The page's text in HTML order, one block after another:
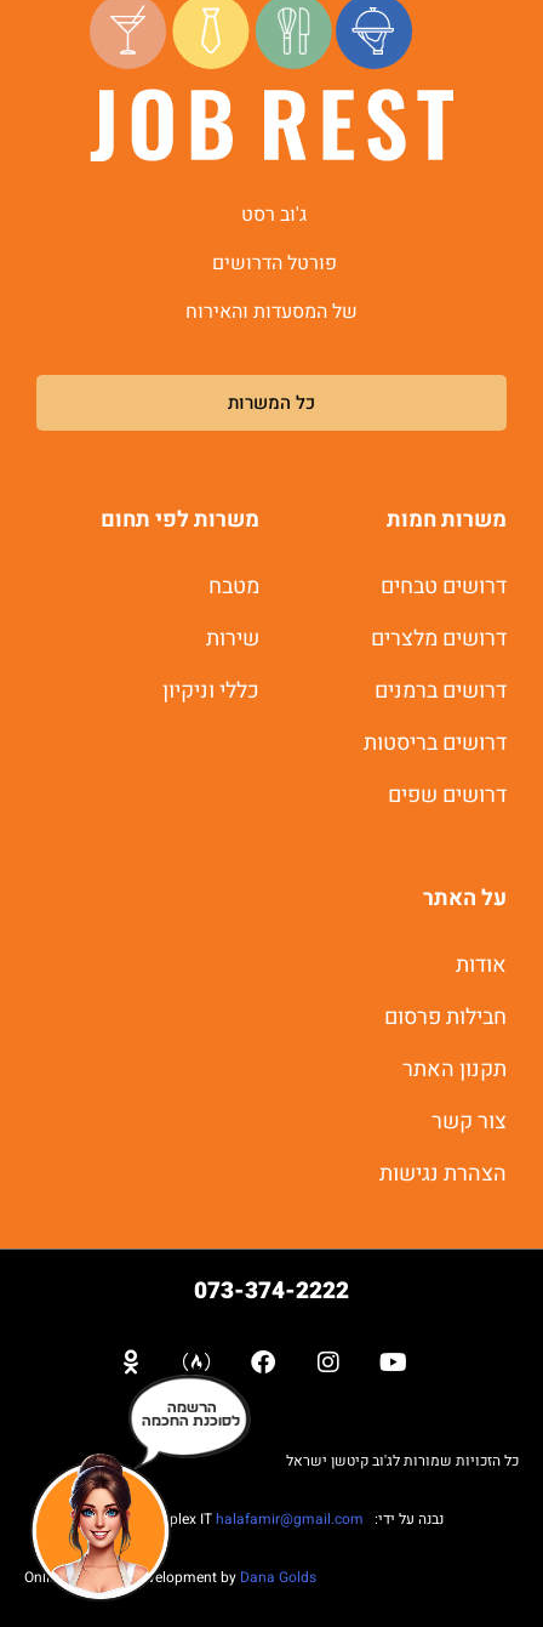
ג'וב רסט
פורטל הדרושים
של המסעדות והאירוח
כל המשרות
משרות חמות
דרושים טבחים
דרושים מלצרים
דרושים ברמנים
דרושים בריסטות
דרושים שפים
משרות לפי תחום
מטבח
שירות
כללי וניקיון
על האתר
אודות
חבילות פרסום
תקנון האתר
צור קשר
הצהרת נגישות
073-374-2222
כל הזכויות שמורות לג'וב קיטשן ישראל
נבנה על ידי: Web complex IT halafamir@gmail.com
Online Business Development by Dana Golds
הרשמה
לסוכנת החכמה
משרות חמות לוואטסאפ